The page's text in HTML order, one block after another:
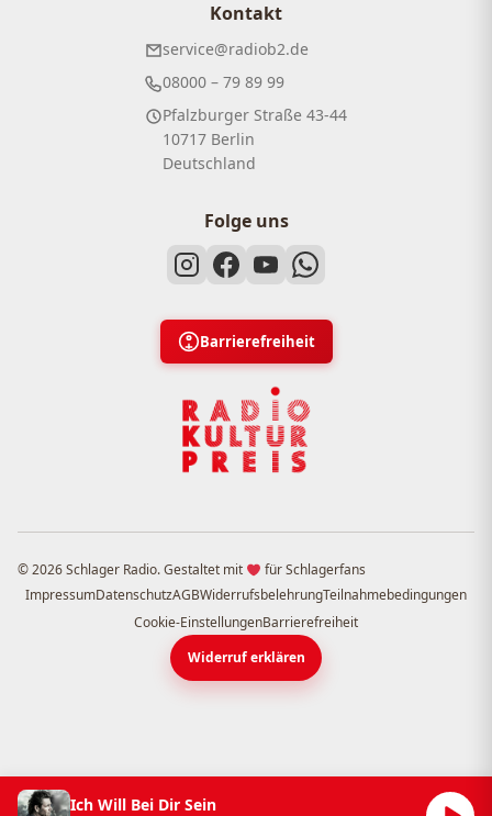
Kontakt
service@radiob2.de
08000 – 79 89 99
Pfalzburger Straße 43-44
10717 Berlin
Deutschland
Folge uns
Barrierefreiheit
© 2026 Schlager Radio. Gestaltet mit
für Schlagerfans
ImpressumDatenschutzAGBWiderrufsbelehrungTeilnahmebedingungen
Cookie-EinstellungenBarrierefreiheit
Widerruf erklären
Ich Will Bei Dir Sein